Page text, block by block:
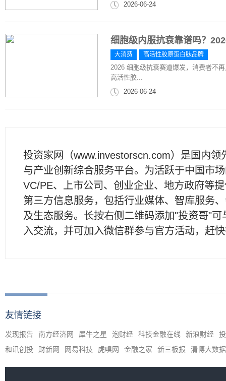
2026-06-24
细胞级内服抗衰靠谱吗？
大消费 高活性胶原蛋白肽品牌
2026 细胞级抗衰赛道爆发，消费者不
高活性胶...
2026-06-24
投资家网（www.investorscn.com）是国内领
与产业创新综合服务平台。为活跃于中国市
VC/PE、上市公司、创业企业、地方政府等
第三方信息服务，包括行业媒体、智库服务
及生态服务。长按右侧二维码添加"投资哥"可
入交流，并可加入微信群参与官方活动，赶
友情链接
发现报告 南方经济网 犀牛之星 泡财经 科技金融在线 新浪财经
和讯创投
财新网 网易科技 虎嗅网 金融之家 新三板报 清博大数据